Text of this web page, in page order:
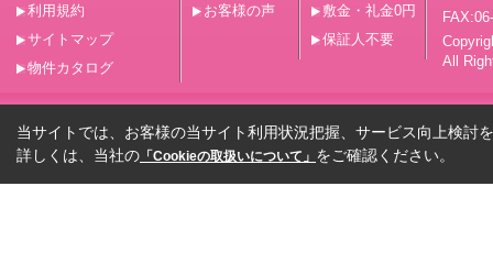
利用規約
サイトマップ
物件カタログ
お客様の声
敷金・礼金0円
保証人不要
All
当サイトでは、お客様の当サイト利用状況把握、サービス向上検討
詳しくは、当社の 「Cookieの取扱いについて」 をご確認ください。